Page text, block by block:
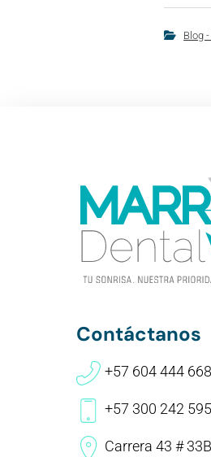
Blog
Contáctanos
+57 604 444
+57 300 242
Carrera 43 # 33B